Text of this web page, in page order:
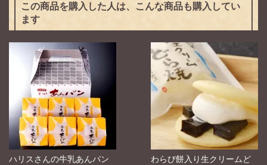
この商品を購入した人は、こんな商品も購入してい
ます
ハリスさんの牛乳あんパン
わらび餅入り生クリームど